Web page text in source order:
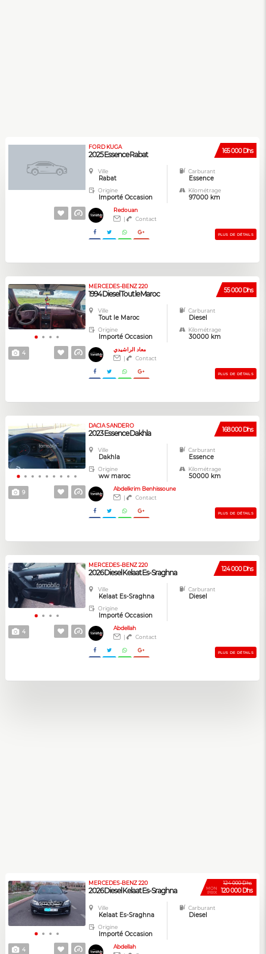
165 000 Dhs
FORD KUGA
2025 Essence Rabat
Ville
Rabat
Carburant
Essence
Origine
Importé Occasion
Kilométrage
97000 km
Redouan
|
Contact
PLUS DE DÉTAILS
4
55 000 Dhs
MERCEDES-BENZ 220
1994 Diesel Tout le Maroc
Ville
Tout le Maroc
Carburant
Diesel
Origine
Importé Occasion
Kilométrage
30000 km
معاد الراشيدي
|
Contact
PLUS DE DÉTAILS
9
168 000 Dhs
DACIA SANDERO
2023 Essence Dakhla
Ville
Dakhla
Carburant
Essence
Origine
ww maroc
Kilométrage
50000 km
Abdelkrim Benhissoune
|
Contact
PLUS DE DÉTAILS
4
124 000 Dhs
MERCEDES-BENZ 220
2026 Diesel Kelaat Es-Sraghna
Ville
Kelaat Es-Sraghna
Carburant
Diesel
Origine
Importé Occasion
Abdellah
|
Contact
PLUS DE DÉTAILS
4
124 000 Dhs
MON
PRIX 120 000 Dhs
MERCEDES-BENZ 220
2026 Diesel Kelaat Es-Sraghna
Ville
Kelaat Es-Sraghna
Carburant
Diesel
Origine
Importé Occasion
Abdellah